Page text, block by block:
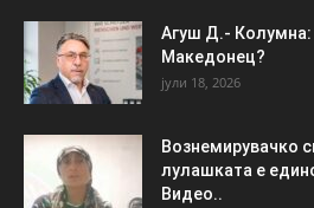
Агуш Д.- Колумна:
Македонец?
јули 18, 2026
Вознемирувачко
лулашката е
Видео..